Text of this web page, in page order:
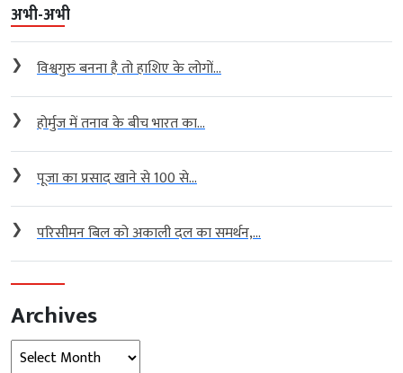
अभी-अभी
❯ विश्वगुरु बनना है तो हाशिए के लोगों...
❯ होर्मुज में तनाव के बीच भारत का...
❯ पूजा का प्रसाद खाने से 100 से...
❯ परिसीमन बिल को अकाली दल का समर्थन,...
Archives
Archives